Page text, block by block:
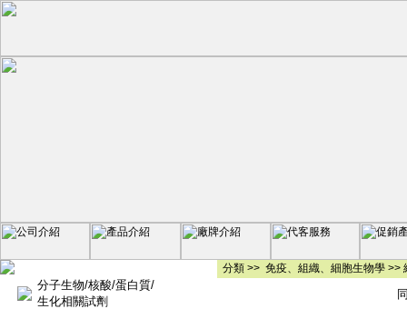
分子生物/核酸/蛋白質/
生化相關試劑
分類 >> 免疫、組織、細胞生物學>>
同